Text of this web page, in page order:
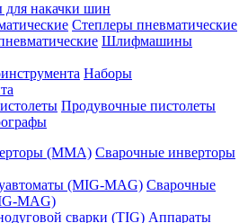
накачки шин
Степлеры пневматические
Шлифмашины
Наборы
Продувочные пистолеты
Сварочные инверторы
Сварочные
MAG)
Аппараты